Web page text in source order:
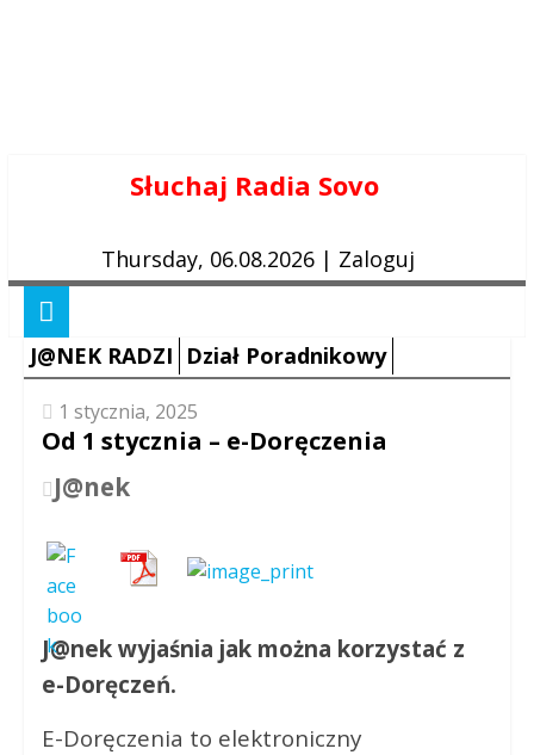
Słuchaj Radia Sovo
Thursday, 06.08.2026 | Zaloguj
J@NEK RADZI Dział Poradnikowy
1 stycznia, 2025
Od 1 stycznia – e-Doręczenia
J@nek
J@nek wyjaśnia jak można korzystać z
e-Doręczeń.
E-Doręczenia to elektroniczny